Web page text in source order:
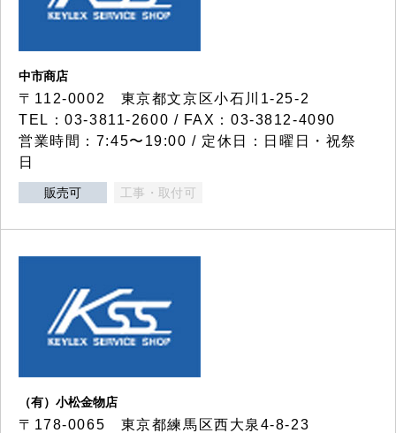
中市商店
〒112-0002 東京都文京区小石川1-25-2
TEL：03-3811-2600 / FAX：03-3812-4090
営業時間：7:45〜19:00 / 定休日：日曜日・祝祭
日
販売可 工事・取付可
（有）小松金物店
〒178-0065 東京都練馬区西大泉4-8-23